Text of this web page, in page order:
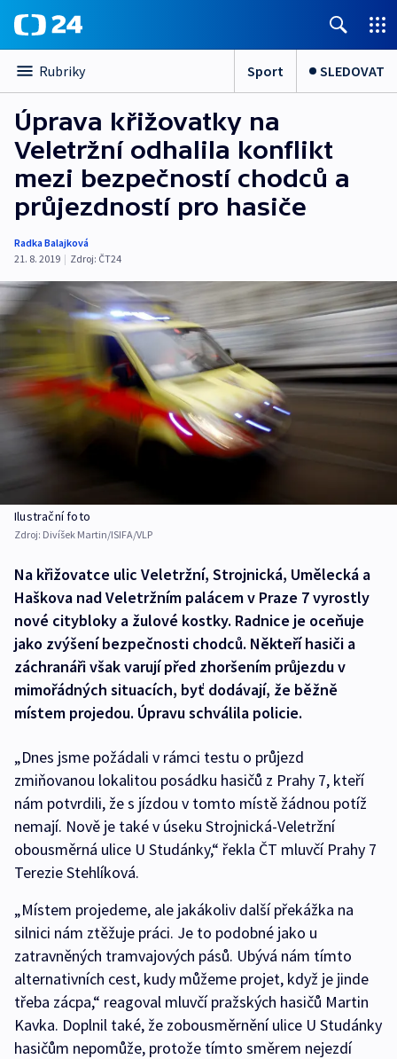
Rubriky Sport SLEDOVAT
Úprava křižovatky na
Veletržní odhalila konflikt
mezi bezpečností chodců a
průjezdností pro hasiče
Radka Balajková
21. 8. 2019 | Zdroj: ČT24
Ilustrační foto
Zdroj: Divíšek Martin/ISIFA/VLP
Na křižovatce ulic Veletržní, Strojnická, Umělecká a
Haškova nad Veletržním palácem v Praze 7 vyrostly
nové citybloky a žulové kostky. Radnice je oceňuje
jako zvýšení bezpečnosti chodců. Někteří hasiči a
záchranáři však varují před zhoršením průjezdu v
mimořádných situacích, byť dodávají, že běžně
místem projedou. Úpravu schválila policie.
„Dnes jsme požádali v rámci testu o průjezd
zmiňovanou lokalitou posádku hasičů z Prahy 7, kteří
nám potvrdili, že s jízdou v tomto místě žádnou potíž
nemají. Nově je také v úseku Strojnická-Veletržní
obousměrná ulice U Studánky,“ řekla ČT mluvčí Prahy 7
Terezie Stehlíková.
„Místem projedeme, ale jakákoliv další překážka na
silnici nám ztěžuje práci. Je to podobné jako u
zatravněných tramvajových pásů. Ubývá nám tímto
alternativních cest, kudy můžeme projet, když je jinde
třeba zácpa,“ reagoval mluvčí pražských hasičů Martin
Kavka. Doplnil také, že zobousměrnění ulice U Studánky
hasičům nepomůže, protože tímto směrem nejezdí